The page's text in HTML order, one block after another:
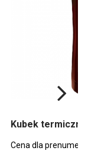
Kubek
Cena dla